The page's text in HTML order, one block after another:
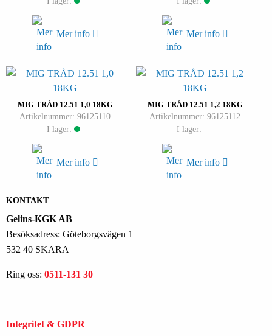
Mer info Mer info
MIG TRÅD 12.51 1,0 18KG
Artikelnummer: 96125110
I lager:
Mer info
MIG TRÅD 12.51 1,2 18KG
Artikelnummer: 96125112
I lager:
Mer info
KONTAKT
Gelins-KGK AB
Besöksadress: Göteborgsvägen 1
532 40 SKARA
Ring oss: 0511-131 30
Integritet & GDPR